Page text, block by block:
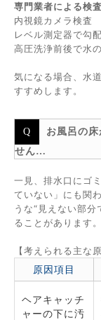
専門業者による検査
内視鏡カメラ検査
レベル測定器で勾
高圧洗浄前後で水
気になる場合、水
すすめします。
お風呂の
せん…
一見、排水口にゴ
ていない」にも関
うな“見えない部
ることがあります。
【考えられる主な
原因項目
ヘアキャッチ
ャーの下に汚